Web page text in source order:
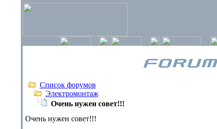
Список форумов
Электромонтаж
Очень нужен совет!!!
Очень нужен совет!!!